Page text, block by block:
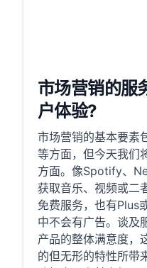
市场营销的服
户体验?
市场营销的基本要素
等方面，但今天我们
方面。像Spotify、
获取音乐、视频或二
免费服务，也有Plus
中不会有广告。谈及
产品的整体满意度，
的但无形的特性所带